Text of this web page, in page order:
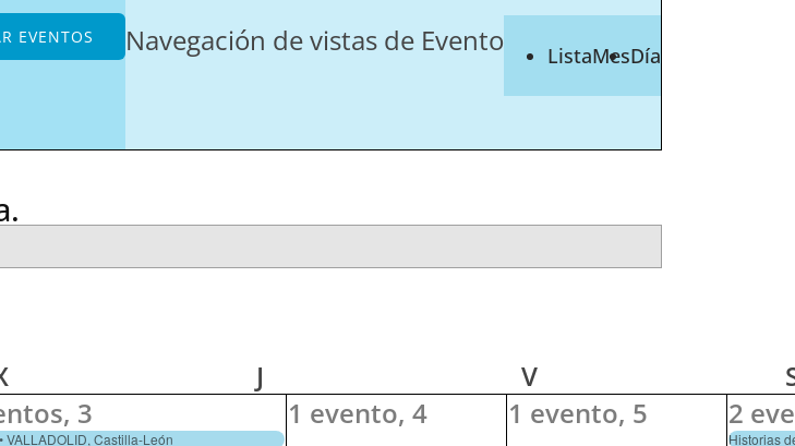
EVENTOS Navegación de vistas de Evento ListaMesDía
MIÉRCOLES J VVIERNES
3
VALLADOLID, Castilla-León
1 evento, 4 1 evento, 5 2
Historias